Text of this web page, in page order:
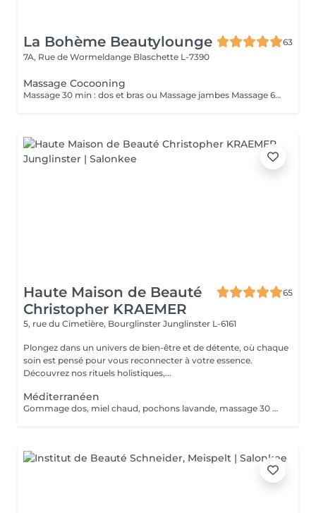
La Bohème Beautylounge
63
7A, Rue de Wormeldange Blaschette L-7390
Massage Cocooning
Massage 30 min : dos et bras ou Massage jambes Massage 60 min dos, bras, jambes *Durée incluant préparation du client et fin de séance ( 10/15 min)*
Haute Maison de Beauté
Christopher KRAEMER
65
5, rue du Cimetière, Bourglinster Junglinster L-6161
Plongez dans un univers de bien-être et de détente, où chaque
soin est pensé pour vous reconnecter à votre essence.
Découvrez nos rituels holistiques,...
Méditerranéen
Gommage dos, miel chaud, pochons lavande, massage 30 minutes